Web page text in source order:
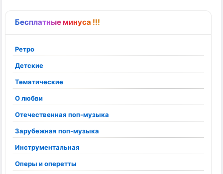
Бесплатные минуса !!!
Ретро
Детские
Тематические
О любви
Отечественная поп-музыка
Зарубежная поп-музыка
Инструментальная
Оперы и оперетты